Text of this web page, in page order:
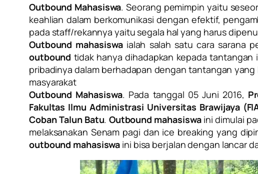
Outbound Mahasiswa. Seorang pemimpin yaitu
keahlian dalam berkomunikasi dengan efektif,
pada staff/rekannya yaitu segala hal yang harus
Outbound mahasiswaialah salah satu cara sarana
outbound tidak hanya dihadapkan kepada
pribadinya dalam berhadapan dengan tantangan
masyarakat
Outbound Mahasiswa. Pada tanggal 05 Juni 2016,
Fakultas Ilmu Administrasi Universitas Brawijaya
Coban Talun Batu. Outbound mahasiswaini dimulai
melaksanakan Senam pagi dan ice breaking yang
outbound mahasiswa ini bisa berjalan dengan lancar